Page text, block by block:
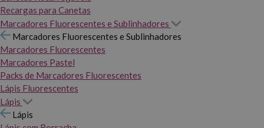
Recargas para Canetas
Marcadores Fluorescentes e Sublinhadores
Marcadores Fluorescentes e Sublinhadores
Marcadores Fluorescentes
Marcadores Pastel
Packs de Marcadores Fluorescentes
Lápis Fluorescentes
Lápis
Lápis